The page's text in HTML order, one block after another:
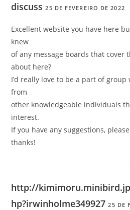
discuss 25 DE FEVEREIRO DE 2022
Excellent website you have here
knew
of any message boards that cover
about here?
I’d really love to be a part of group
from
other knowledgeable individuals
interest.
If you have any suggestions,
thanks!
http://
hp?irwinholme349927 25 DE